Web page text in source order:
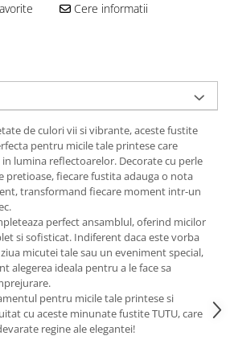
Cere informatii
de culori vii si vibrante, aceste fustite
pentru micile tale printese care
in lumina reflectoarelor. Decorate cu perle
pretioase, fiecare fustita adauga o nota
transformand fiecare moment intr-un
perfect ansamblul, oferind micilor
si sofisticat. Indiferent daca este vorba
micutei tale sau un eveniment special,
alegerea ideala pentru a le face sa
pentru micile tale printese si
cu aceste minunate fustite TUTU, care
regine ale elegantei!